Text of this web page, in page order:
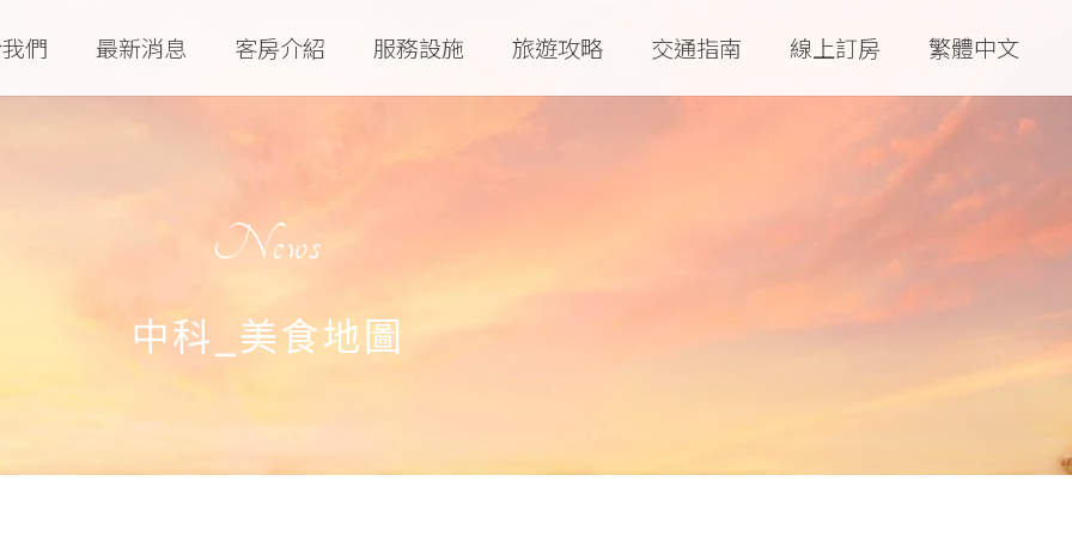
們 最新消息 客房介紹 服務設施 旅遊攻略 交通指南 線上訂房 繁體中文
News
中科_美食地圖